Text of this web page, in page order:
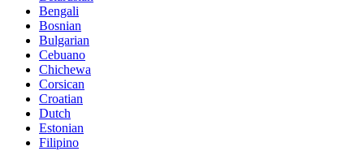
Bengali
Bosnian
Bulgarian
Cebuano
Chichewa
Corsican
Croatian
Dutch
Estonian
Filipino